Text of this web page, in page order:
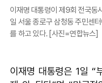
이재명 대통령이 제9회 전국동
일 서울 종로구 삼청동 주민센
를 하고 있다. [사진=연합뉴스]
이재명 대통령은 1일 “